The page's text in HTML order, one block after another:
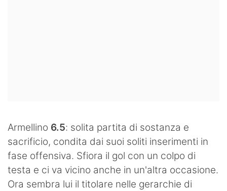
Armellino 6.5: solita partita di sostanza e
sacrificio, condita dai suoi soliti inserimenti in
fase offensiva. Sfiora il gol con un colpo di
testa e ci va vicino anche in un'altra occasione.
Ora sembra lui il titolare nelle gerarchie di